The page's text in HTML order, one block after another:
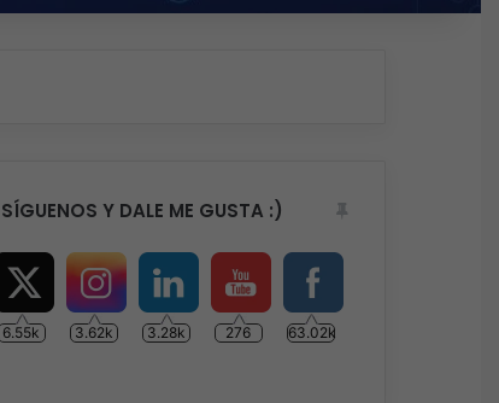
SÍGUENOS Y DALE ME GUSTA :)
6.55k 3.62k 3.28k 276 63.02k